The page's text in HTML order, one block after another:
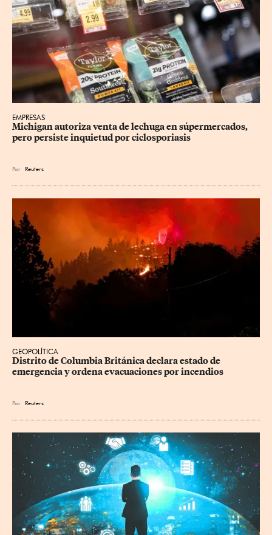
EMPRESAS
Michigan autoriza venta de lechuga en súpermercados,
pero persiste inquietud por ciclosporiasis
Por Reuters
GEOPOLÍTICA
Distrito de Columbia Británica declara estado de
emergencia y ordena evacuaciones por incendios
Por Reuters